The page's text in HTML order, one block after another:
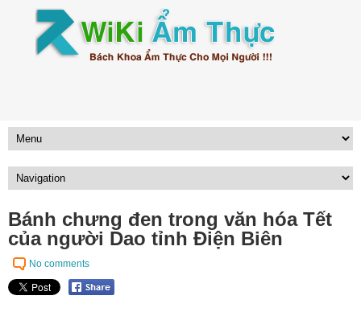
Bánh chưng đen trong văn hóa Tết
của người Dao tỉnh Điện Biên
No comments